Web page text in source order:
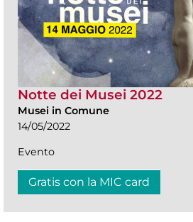
Notte dei Musei 2022
Musei in Comune
14/05/2022
Evento
Gratis con la MIC card